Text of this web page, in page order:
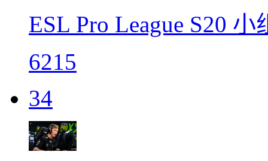
ESL Pro League S20
6215
34